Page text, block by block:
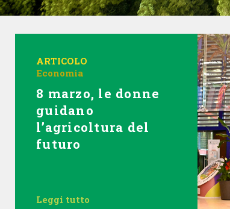
ARTICOLO
Economia
8 marzo, le donne
guidano
l’agricoltura del
futuro
Leggi tutto